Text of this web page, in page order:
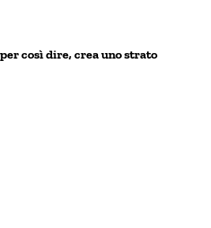
così dire, crea uno strato